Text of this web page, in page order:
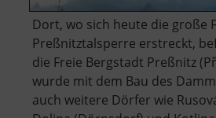
Dort, wo sich heute die große
Preßnitztalsperre erstreckt,
die Freie Bergstadt Preßnitz
wurde mit dem Bau des
auch weitere Dörfer wie